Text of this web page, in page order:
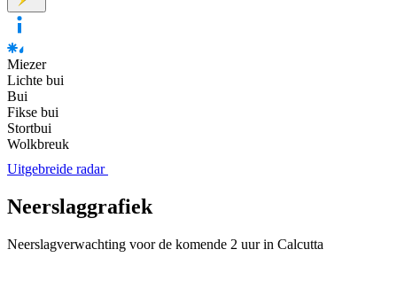
Miezer
Lichte bui
Bui
Fikse bui
Stortbui
Wolkbreuk
Uitgebreide radar
Neerslaggrafiek
Neerslagverwachting voor de komende 2 uur in Calcutta